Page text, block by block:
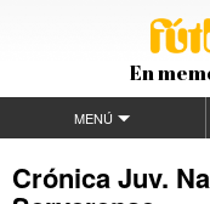
En
MENÚ
Crónica Juv.